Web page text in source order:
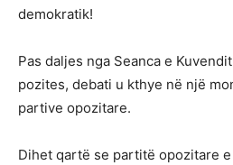
demokratik!
Pas daljes nga Seanca e
pozites, debati u kthye në një
partive opozitare.
Dihet qartë se partitë opozitare